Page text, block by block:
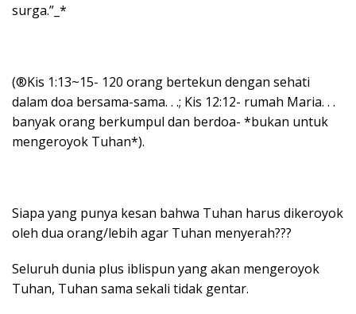
surga.”_*
(®Kis 1:13~15- 120 orang bertekun dengan sehati
dalam doa bersama-sama. . .; Kis 12:12- rumah Maria. . .
banyak orang berkumpul dan berdoa- *bukan untuk
mengeroyok Tuhan*).
Siapa yang punya kesan bahwa Tuhan harus dikeroyok
oleh dua orang/lebih agar Tuhan menyerah???
Seluruh dunia plus iblispun yang akan mengeroyok
Tuhan, Tuhan sama sekali tidak gentar.